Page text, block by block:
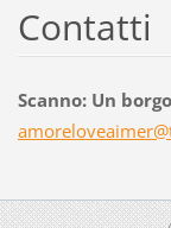
Contatti
Scanno: Un
amorelov